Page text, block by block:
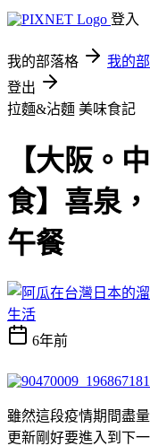
登入
我的部落格 我的
登出
拉麵&沾麵 美味食記
【大阪。
食】喜泉
午餐
生活
6年前
雖然這段疫情期間盡
更新剛好要進入到下